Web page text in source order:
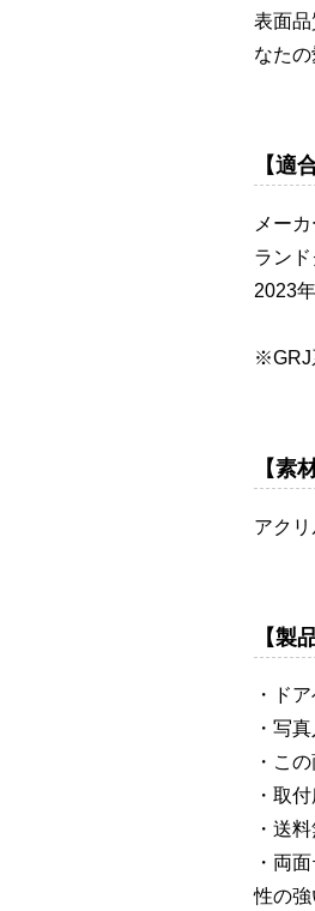
表面
なた
【適
メー
ラン
2023
※GRJ
【素
アク
【製
・ド
・写
・こ
・取
・送
・両
性の強